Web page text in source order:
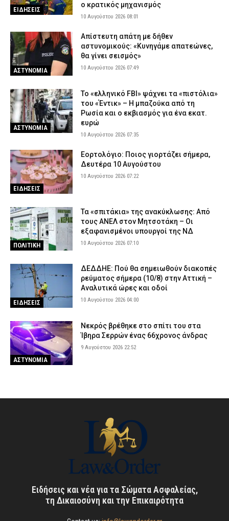
ΕΙΔΗΣΕΙΣ
ο κρατικός μηχανισμός
10 Αυγούστου 2026 08:01
ΑΣΤΥΝΟΜΙΑ
Απίστευτη απάτη με δήθεν
αστυνομικούς: «Κυνηγάμε απατεώνες,
θα γίνει σεισμός»
10 Αυγούστου 2026 07:49
ΑΣΤΥΝΟΜΙΑ
Το «ελληνικό FBI» ψάχνει τα «πιστόλια»
του «Έντικ» – Η μπαζούκα από τη
Ρωσία και ο εκβιασμός για ένα εκατ.
ευρώ
10 Αυγούστου 2026 07:35
ΕΙΔΗΣΕΙΣ
Εορτολόγιο: Ποιος γιορτάζει σήμερα,
Δευτέρα 10 Αυγούστου
10 Αυγούστου 2026 07:22
ΠΟΛΙΤΙΚΗ
Τα «σπιτάκια» της ανακύκλωσης: Από
τους ΑΝΕΛ στον Μητσοτάκη – Οι
εξαφανισμένοι υπουργοί της ΝΔ
10 Αυγούστου 2026 07:10
ΕΙΔΗΣΕΙΣ
ΔΕΔΔΗΕ: Πού θα σημειωθούν διακοπές
ρεύματος σήμερα (10/8) στην Αττική –
Αναλυτικά ώρες και οδοί
10 Αυγούστου 2026 04:00
ΑΣΤΥΝΟΜΙΑ
Νεκρός βρέθηκε στο σπίτι του στα
Ίβηρα Σερρών ένας 66χρονος άνδρας
9 Αυγούστου 2026 22:52
Ειδήσεις και νέα για τα Σώματα Ασφαλείας,
τη Δικαιοσύνη και την Επικαιρότητα